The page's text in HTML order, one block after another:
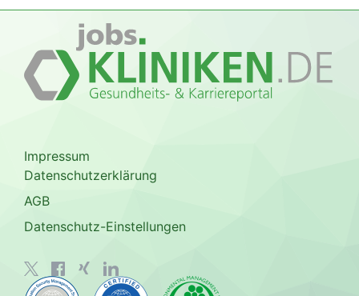
Impressum
Datenschutzerklärung
AGB
Datenschutz-Einstellungen